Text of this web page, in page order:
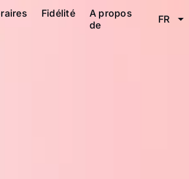
Fidélité
A propos
de
FR